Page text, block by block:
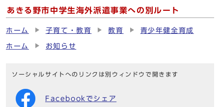
あきる野市中学生海外派遣事業への別ルート
ホーム 子育て・教育 教育 青少年健全育成
ホーム お知らせ
ソーシャルサイトへのリンクは別ウィンドウで開きます
Facebookでシェア